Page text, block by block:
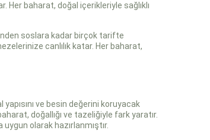
Her baharat, doğal içerikleriyle sağlıklı
soslara kadar birçok tarifte
canlılık katar. Her baharat,
ve besin değerini koruyacak
doğallığı ve tazeliğiyle fark yaratır.
olarak hazırlanmıştır.